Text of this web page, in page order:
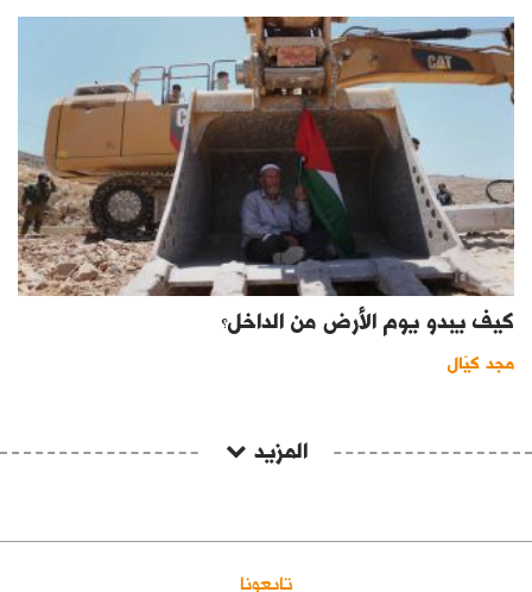
كيف يبدو يوم الأرض من الداخل؟
مجد كيّال
المزيد
تابعونا